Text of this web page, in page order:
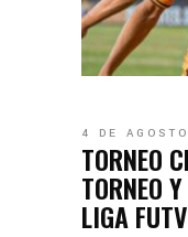
4 DE
TORNEO
TORNEO
LIGA